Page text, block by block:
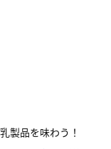
製品を味わう！